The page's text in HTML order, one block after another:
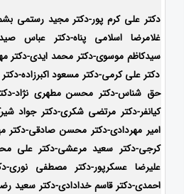
دکتر علی کرم پور-دکتر مجید رستمی
غلامرضا اسلامی پناه-دکتر عباس
سیدکاظم موسوی-دکتر محمد ایدی-دکتر
دکتر علی کرمی-دکتر مسعود اکبرزاده-
حق شناس-دکتر محسن مطهری نژاد-
کیانفر-دکتر مرتضی شکری-دکتر جواد
امیر مهردادی-دکتر محسن صادقی-دکتر
کرجی-دکتر سعید مرعشی-دکتر علی
علیرضا عسکرپور-دکتر مصطفی نوری-
احمدی-دکتر قاسم خدادادی-دکتر سعید